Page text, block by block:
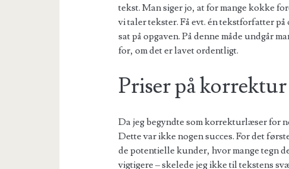
tekst. Man siger jo, at for mange kokke
vi taler tekster. Få evt. én tekstforfatter
sat på opgaven. På denne måde undgår
for, om det er lavet ordentligt.
Priser på korrektur
Da jeg begyndte som korrekturlæser for
Dette var ikke nogen succes. For det
de potentielle kunder, hvor mange tegn
vigtigere – skelede jeg ikke til tekstens